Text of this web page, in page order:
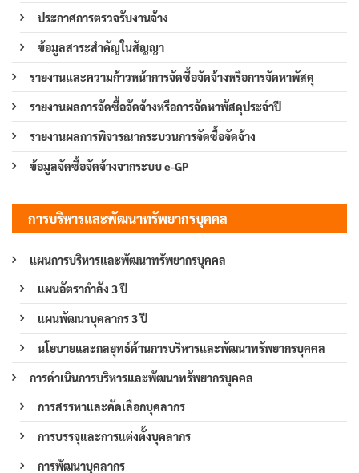
ประกาศการตรวจรับงานจ้าง
ข้อมูลสาระสำคัญในสัญญา
รายงานและความก้าวหน้าการจัดซื้อจัดจ้างหรือการจัดหาพัสดุ
รายงานผลการจัดซื้อจัดจ้างหรือการจัดหาพัสดุประจำปี
รายงานผลการพิจารณากระบวนการจัดซื้อจัดจ้าง
ข้อมูลจัดซื้อจัดจ้างจากระบบ e-GP
การบริหารและพัฒนาทรัพยากรบุคคล
แผนการบริหารและพัฒนาทรัพยากรบุคคล
แผนอัตรากำลัง 3 ปี
แผนพัฒนาบุคลากร 3 ปี
นโยบายและกลยุทธ์ด้านการบริหารและพัฒนาทรัพยากรบุคคล
การดำเนินการบริหารและพัฒนาทรัพยากรบุคคล
การสรรหาและคัดเลือกบุคลากร
การบรรจุและการแต่งตั้งบุคลากร
การพัฒนาบุคลากร